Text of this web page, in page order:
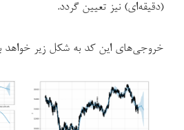
(دقیقه‌ای) نیز تعیین گردد.
خروجی‌های این کد به شکل زیر خواهد